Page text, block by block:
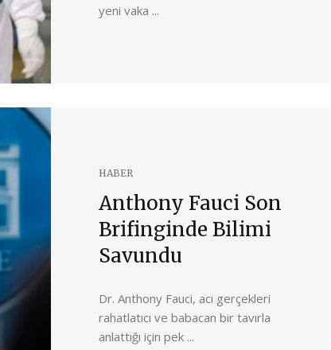
yeni vaka ...
HABER
Anthony Fauci Son
Brifinginde Bilimi
Savundu
Dr. Anthony Fauci, acı gerçekleri
rahatlatıcı ve babacan bir tavırla
anlattığı için pek ...